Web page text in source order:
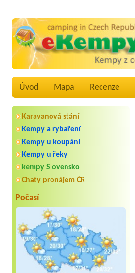
Úvod Mapa Recenze
Karavanová stání
Kempy a rybaření
Kempy u koupání
Kempy u řeky
kempy Slovensko
Chaty pronájem ČR
Počasí